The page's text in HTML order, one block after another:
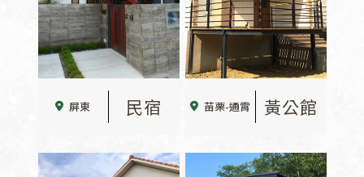
屏東 民宿 苗栗-通霄 黃公館